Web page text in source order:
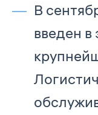
В
введен